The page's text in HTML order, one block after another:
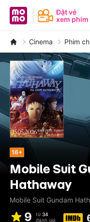
MoMo - Ứng dụng tài
Đặt vé
xem phim
Cinema Phim
16+
Mobile Suit
Hathaway
Mobile Suit Gundam
9 từ 34
đánh giá